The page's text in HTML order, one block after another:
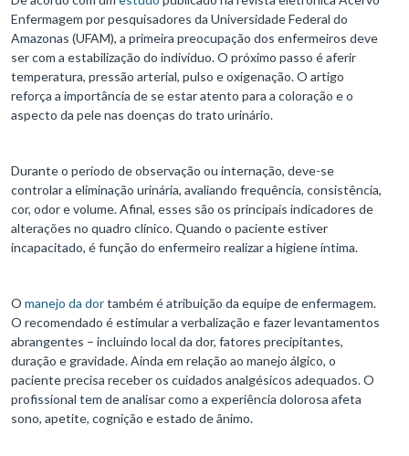
Enfermagem por pesquisadores da Universidade Federal do
Amazonas (UFAM), a primeira preocupação dos enfermeiros deve
ser com a estabilização do indivíduo. O próximo passo é aferir
temperatura, pressão arterial, pulso e oxigenação. O artigo
reforça a importância de se estar atento para a coloração e o
aspecto da pele nas doenças do trato urinário.
Durante o período de observação ou internação, deve-se
controlar a eliminação urinária, avaliando frequência, consistência,
cor, odor e volume. Afinal, esses são os principais indicadores de
alterações no quadro clínico. Quando o paciente estiver
incapacitado, é função do enfermeiro realizar a higiene íntima.
O manejo da dortambém é atribuição da equipe de enfermagem.
O recomendado é estimular a verbalização e fazer levantamentos
abrangentes – incluindo local da dor, fatores precipitantes,
duração e gravidade. Ainda em relação ao manejo álgico, o
paciente precisa receber os cuidados analgésicos adequados. O
profissional tem de analisar como a experiência dolorosa afeta
sono, apetite, cognição e estado de ânimo.